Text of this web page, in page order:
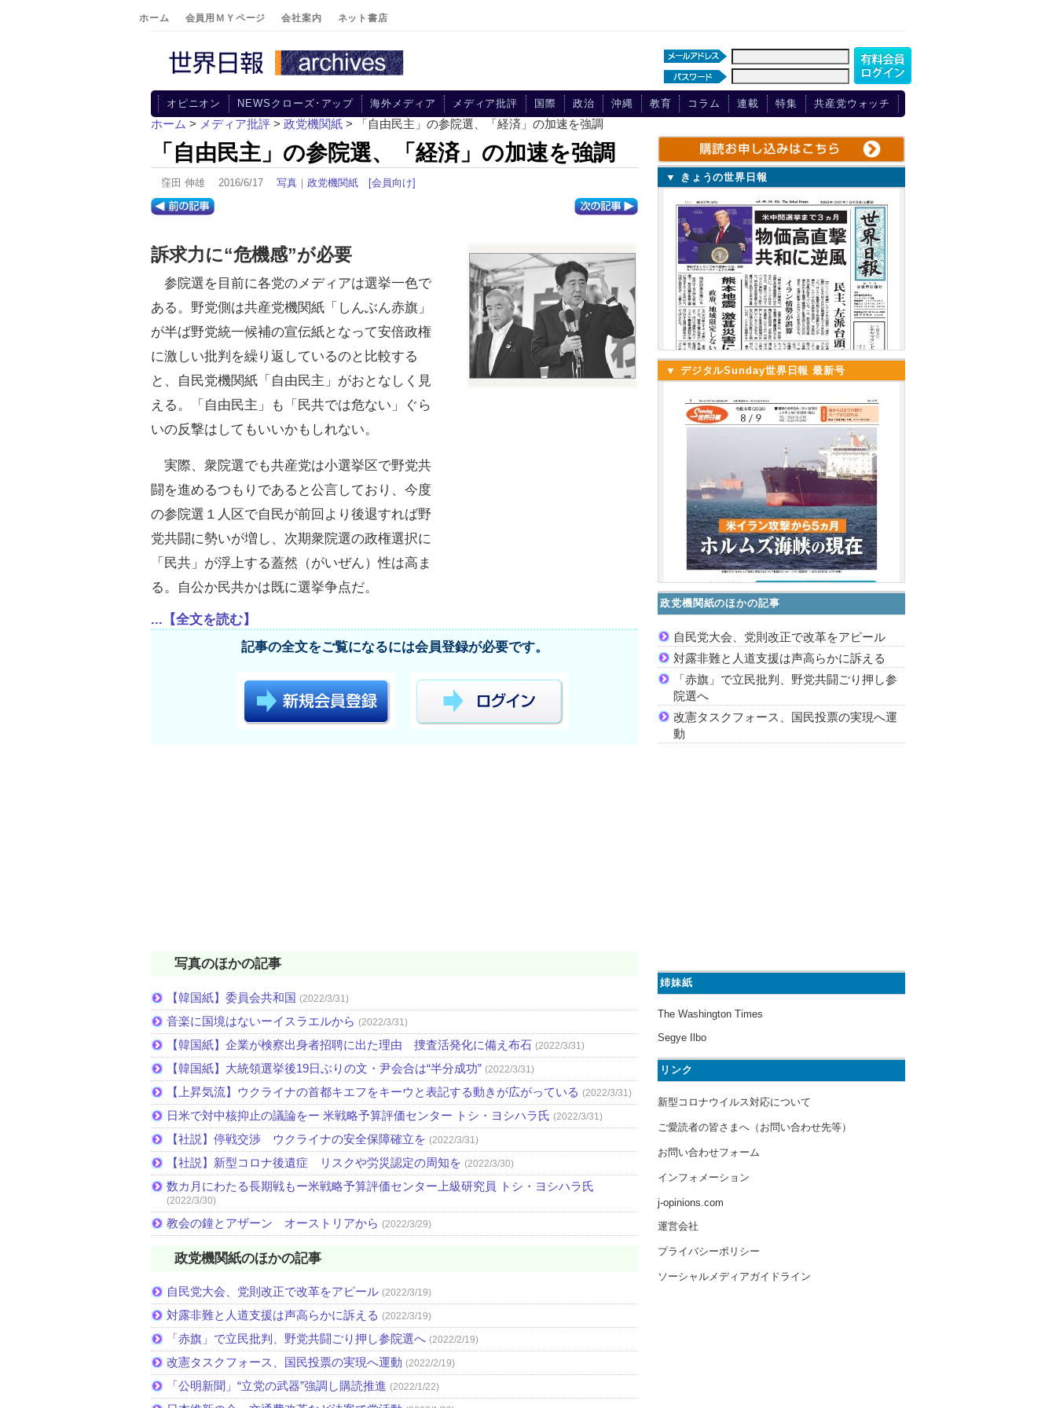
ホーム 会員用ＭＹページ 会社案内 ネット書店
オピニオン NEWSクローズ･アップ 海外メディア メディア批評 国際 政治 沖縄 教育 コラム 連載 特集 共産党ウォッチ
ホーム > メディア批評 > 政党機関紙 > 「自由民主」の参院選、「経済」の加速を強調
「自由民主」の参院選、「経済」の加速を強調
窪田 伸雄 2016/6/17 写真 ｜ 政党機関紙 [会員向け]
訴求力に“危機感”が必要
参院選を目前に各党のメディアは選挙一色で
ある。野党側は共産党機関紙「しんぶん赤旗」
が半ば野党統一候補の宣伝紙となって安倍政権
に激しい批判を繰り返しているのと比較する
と、自民党機関紙「自由民主」がおとなしく見
える。「自由民主」も「民共では危ない」ぐら
いの反撃はしてもいいかもしれない。
実際、衆院選でも共産党は小選挙区で野党共
闘を進めるつもりであると公言しており、今度
の参院選１人区で自民が前回より後退すれば野
党共闘に勢いが増し、次期衆院選の政権選択に
「民共」が浮上する蓋然（がいぜん）性は高ま
る。自公か民共かは既に選挙争点だ。
...【全文を読む】
記事の全文をご覧になるには会員登録が必要です。
写真のほかの記事
【韓国紙】委員会共和国 (2022/3/31)
音楽に国境はないーイスラエルから (2022/3/31)
【韓国紙】企業が検察出身者招聘に出た理由 捜査活発化に備え布石 (2022/3/31)
【韓国紙】大統領選挙後19日ぶりの文・尹会合は“半分成功” (2022/3/31)
【上昇気流】ウクライナの首都キエフをキーウと表記する動きが広がっている (2022/3/31)
日米で対中核抑止の議論をー 米戦略予算評価センター トシ・ヨシハラ氏 (2022/3/31)
【社説】停戦交渉 ウクライナの安全保障確立を (2022/3/31)
【社説】新型コロナ後遺症 リスクや労災認定の周知を (2022/3/30)
数カ月にわたる長期戦もー米戦略予算評価センター上級研究員 トシ・ヨシハラ氏
(2022/3/30)
教会の鐘とアザーン オーストリアから (2022/3/29)
政党機関紙のほかの記事
自民党大会、党則改正で改革をアピール (2022/3/19)
対露非難と人道支援は声高らかに訴える (2022/3/19)
「赤旗」で立民批判、野党共闘ごり押し参院選へ (2022/2/19)
改憲タスクフォース、国民投票の実現へ運動 (2022/2/19)
「公明新聞」“立党の武器”強調し購読推進 (2022/1/22)
▼ きょうの世界日報
▼ デジタルSunday世界日報 最新号
政党機関紙のほかの記事
自民党大会、党則改正で改革をアピール
対露非難と人道支援は声高らかに訴える
「赤旗」で立民批判、野党共闘ごり押し参
院選へ
改憲タスクフォース、国民投票の実現へ運
動
姉妹紙
The Washington Times
Segye Ilbo
リンク
新型コロナウイルス対応について
ご愛読者の皆さまへ（お問い合わせ先等）
お問い合わせフォーム
インフォメーション
j-opinions.com
運営会社
プライバシーポリシー
ソーシャルメディアガイドライン